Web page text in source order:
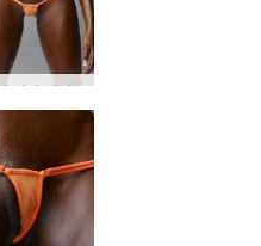
발레리 미니 비키니 #88